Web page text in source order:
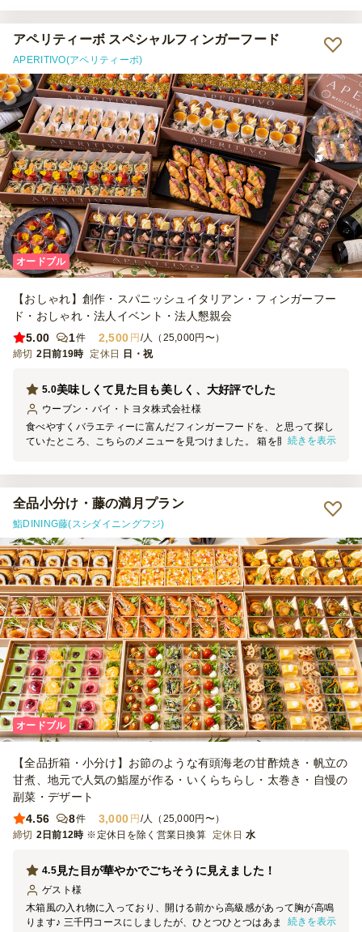
アペリティーボ スペシャルフィンガーフード
APERITIVO(アペリティーボ)
オードブル
【おしゃれ】創作・スパニッシュイタリアン・フィンガーフー
ド・おしゃれ・法人イベント・法人懇親会
5.00
1件 2,500 円/人（25,000円〜）
締切 2日前19時 定休日 日・祝
美味しくて見た目も美しく、大好評でした
5.0
ウーブン・バイ・トヨタ株式会社様
食べやすくバラエティーに富んだフィンガーフードを、と思って探し
ていたところ、こちらのメニューを見つけました。 箱を開けると、
る方からも、とても美味しい！！と褒めていただき鼻が高い思いでし
た笑 おかげさまでパーティーも盛り上がりました。配達もタイムリ
ーで丁寧、またこのような社内イベントの際はお願いしたいと思いま
す。 お世話になり、ありがとうございました！
続きを表示
全品小分け・藤の満月プラン
鮨DINING藤(スシダイニングフジ)
オードブル
【全品折箱・小分け】お節のような有頭海老の甘酢焼き・帆立の
甘煮、地元で人気の鮨屋が作る・いくらちらし・太巻き・自慢の
副菜・デザート
4.56
8件 3,000 円/人（25,000円〜）
締切 2日前12時 ※定休日を除く営業日換算 定休日 水
見た目が華やかでごちそうに見えました！
4.5
ゲスト 様
木箱風の入れ物に入っており、開ける前から高級感があって胸が高鳴
ります♪ 三千円コースにしましたが、ひとつひとつはあまり量が多く
続きを表示